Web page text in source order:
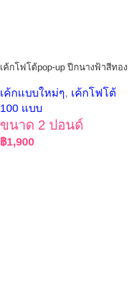
เค้กโฟโต้pop-up ปีกนางฟ้าสีทอง
เค้กแบบใหม่ๆ, เค้กโฟโต้
100 แบบ
ขนาด 2 ปอนด์
฿1,900